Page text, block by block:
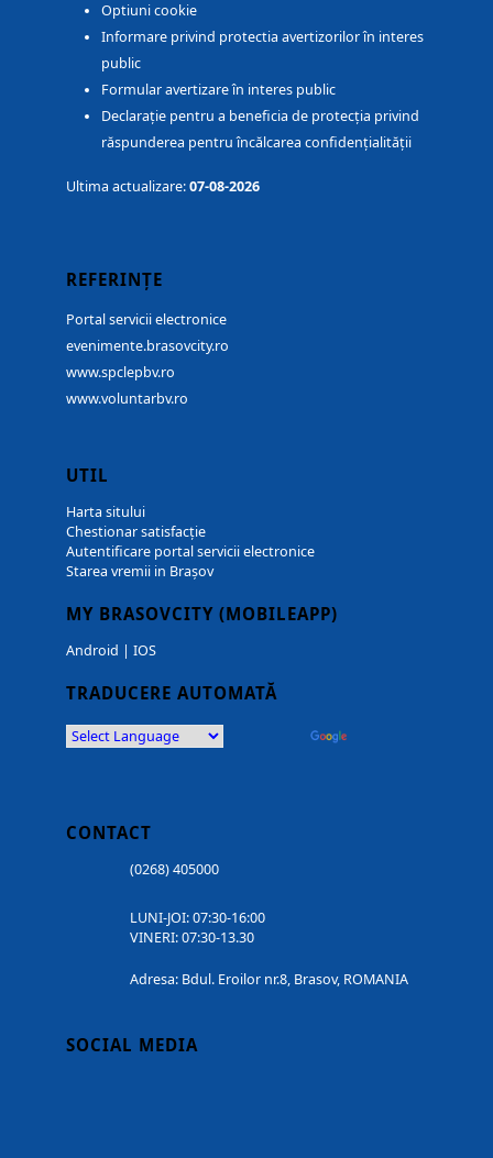
Optiuni cookie
Informare privind protectia avertizorilor în interes
public
Formular avertizare în interes public
Declarație pentru a beneficia de protecția privind
răspunderea pentru încălcarea confidențialității
Ultima actualizare:07-08-2026
REFERINȚE
Portal servicii electronice
evenimente.brasovcity.ro
www.spclepbv.ro
www.voluntarbv.ro
UTIL
Harta sitului
Chestionar satisfacție
Autentificare portal servicii electronice
Starea vremii in Brașov
MY BRASOVCITY (MOBILEAPP)
Android | IOS
TRADUCERE AUTOMATĂ
CONTACT
(0268) 405000
LUNI-JOI: 07:30-16:00
VINERI: 07:30-13.30
Adresa: Bdul. Eroilor nr.8, Brasov, ROMANIA
SOCIAL MEDIA